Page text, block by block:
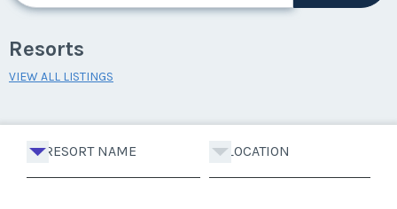
Resorts
VIEW ALL LISTINGS
RESORT NAME LOCATION